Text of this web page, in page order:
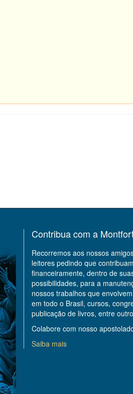
Contribua com a
Recorremos aos nossos
leitores pedindo que contribuam
financeiramente, dentro de
possibilidades, para a
nossos trabalhos que
em todo o Brasil, cursos,
publicação de livros, entre
Colabore com nosso
Saiba mais